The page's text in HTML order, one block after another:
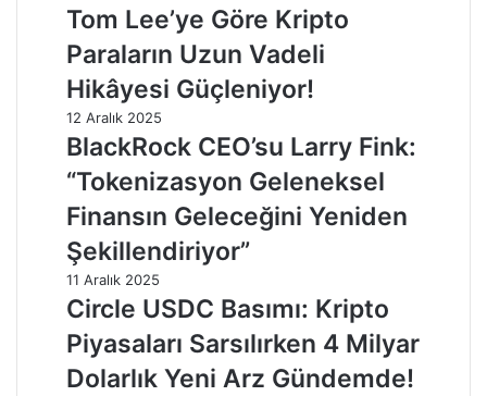
Tom Lee’ye Göre Kripto
Paraların Uzun Vadeli
Hikâyesi Güçleniyor!
12 Aralık 2025
BlackRock CEO’su Larry Fink:
“Tokenizasyon Geleneksel
Finansın Geleceğini Yeniden
Şekillendiriyor”
11 Aralık 2025
Circle USDC Basımı: Kripto
Piyasaları Sarsılırken 4 Milyar
Dolarlık Yeni Arz Gündemde!